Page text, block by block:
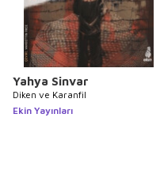
Yahya Sinvar
Diken ve Karanfil
Ekin Yayınları